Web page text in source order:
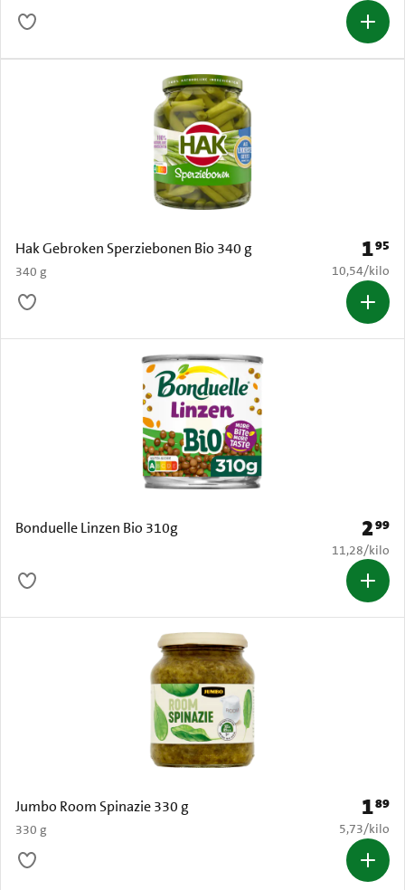
Hak Gebroken Sperziebonen Bio 340 g
340 g
Prijs:
195
€ 10,54 per
10,54/kilo
Bonduelle Linzen Bio 310g Prijs:
299
€ 11,28 per
11,28/kilo
Jumbo Room Spinazie 330 g
330 g
Prijs:
189
€ 5,73 per
5,73/kilo